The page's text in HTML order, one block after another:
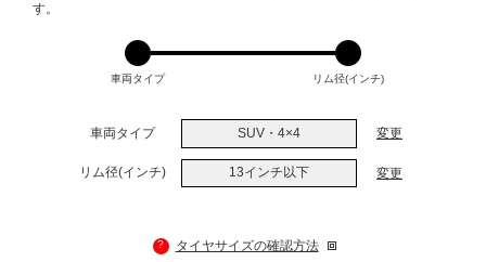
す。
車両タイプ リム径(インチ)
車両タイプ SUV・4×4 変更
リム径(インチ) 13インチ以下 変更
? タイヤサイズの確認方法